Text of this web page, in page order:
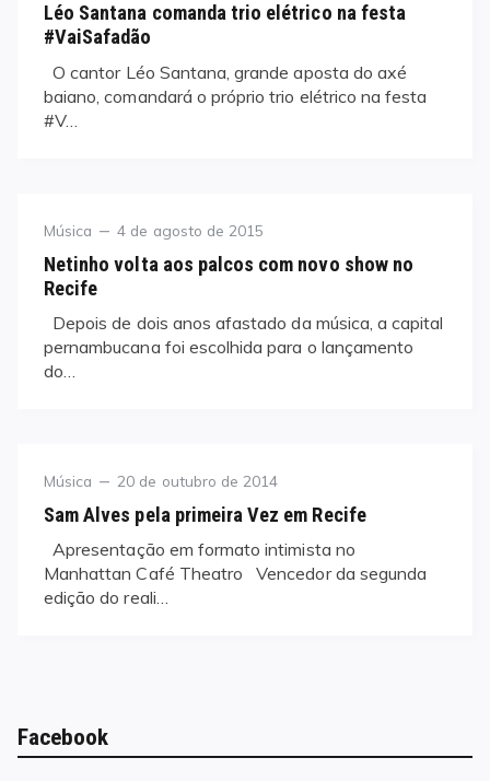
Léo Santana comanda trio elétrico na festa
#VaiSafadão
O cantor Léo Santana, grande aposta do axé
baiano, comandará o próprio trio elétrico na festa
#V…
Category
Música
Posted
4 de agosto de 2015
Netinho volta aos palcos com novo show no
Recife
Depois de dois anos afastado da música, a capital
pernambucana foi escolhida para o lançamento
do…
Category
Música
Posted
20 de outubro de 2014
Sam Alves pela primeira Vez em Recife
Apresentação em formato intimista no
Manhattan Café Theatro Vencedor da segunda
edição do reali…
Facebook